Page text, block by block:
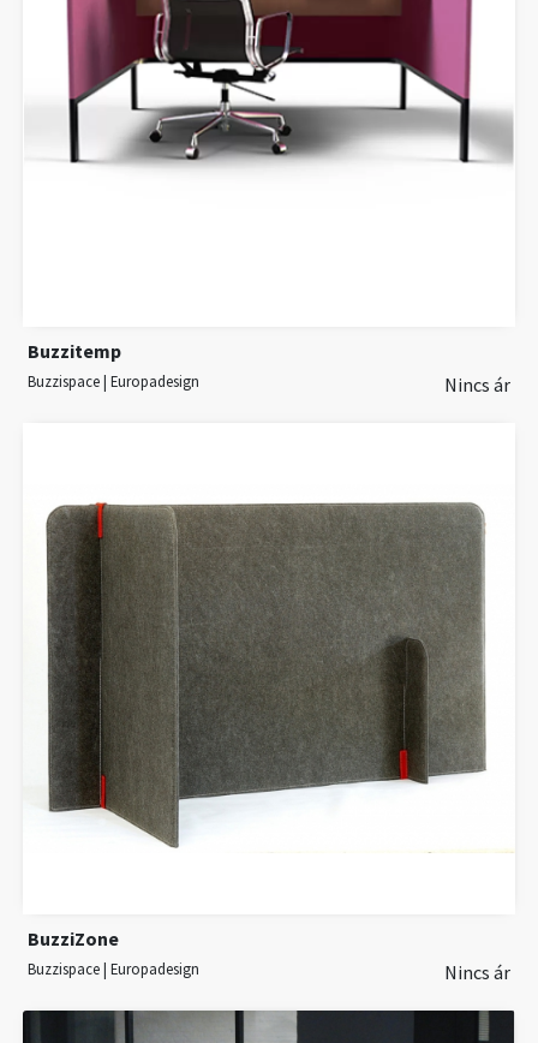
Buzzitemp
Buzzispace | Europadesign Nincs ár
BuzziZone
Buzzispace | Europadesign Nincs ár